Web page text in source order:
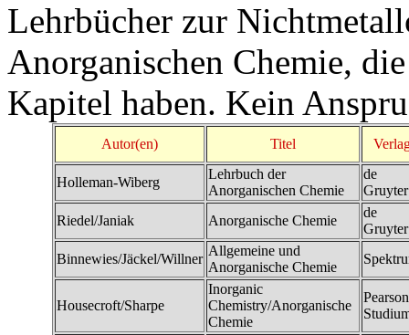
Lehrbücher zur
Anorganischen Chemie,
Kapitel haben. Kein
Autor(en) Titel
Holleman-Wiberg
Lehrbuch der
Anorganischen Chemie
de
Gruyter
Riedel/Janiak
Anorganische Chemie
de
Gruyter
Binnewies/Jäckel/Willner
Allgemeine und
Anorganische Chemie
Housecroft/Sharpe
Inorganic
Chemistry/Anorganische
Chemie
Pearson